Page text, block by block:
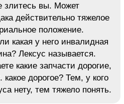
злитесь вы. Может
действительно тяжелое
положение.
какая у него инвалидная
Лексус называется.
какие запчасти дорогие,
какое дорогое? Тем, у кого
нету, тем тяжело понять.